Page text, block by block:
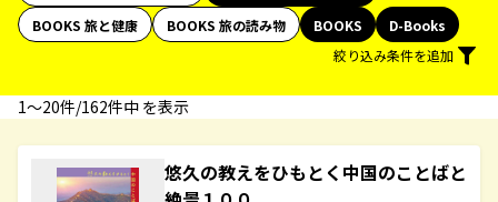
BOOKS 旅と健康
BOOKS 旅の読み物 BOOKS
D-Books
絞り込み条件を追加
1〜20件/162件中 を表示
悠久の教えをひもとく中国のことばと